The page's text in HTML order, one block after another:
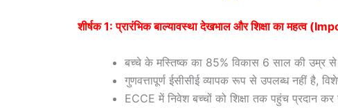
शीर्षक 1: प्रारंभिक बाल्यावस्था देखभाल और शिक्षा का
बच्चे के मस्तिष्क का 85% विकास 6 साल की उम्र से
गुणवत्तापूर्ण ईसीसीई व्यापक रूप से उपलब्ध नहीं है,
ECCE में निवेश बच्चों को शिक्षा तक पहुंच प्रदान